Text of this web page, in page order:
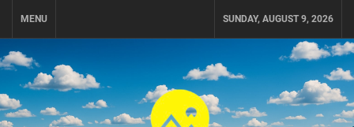
MENU SUNDAY, AUGUST 9, 2026